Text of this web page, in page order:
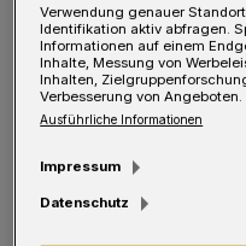
W as viele
der mit
ist, Kinder und
Verwendung genauer
Identifikation aktiv abfragen.
Informationen auf einem
Inhalte, Messung von
Inhalten,
Verbesserung von Angeboten.
Ausführliche Informationen
Impressum
Datenschutz